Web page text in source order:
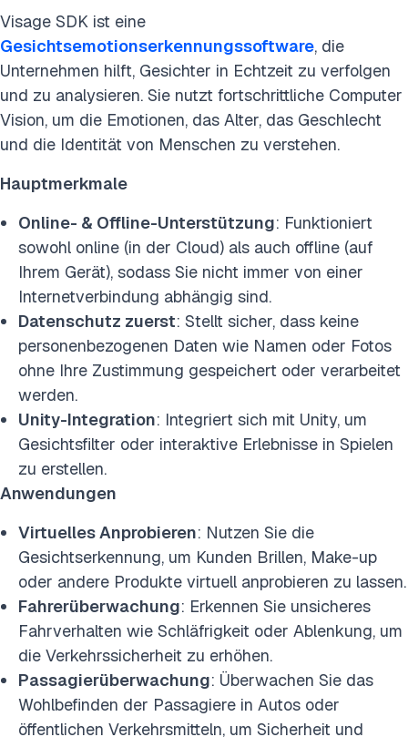
Visage SDK ist eine
Gesichtsemotionserkennungssoftware, die
Unternehmen hilft, Gesichter in Echtzeit zu verfolgen
und zu analysieren. Sie nutzt fortschrittliche Computer
Vision, um die Emotionen, das Alter, das Geschlecht
und die Identität von Menschen zu verstehen.
Hauptmerkmale
Online- & Offline-Unterstützung: Funktioniert
sowohl online (in der Cloud) als auch offline (auf
Ihrem Gerät), sodass Sie nicht immer von einer
Internetverbindung abhängig sind.
Datenschutz zuerst: Stellt sicher, dass keine
personenbezogenen Daten wie Namen oder Fotos
ohne Ihre Zustimmung gespeichert oder verarbeitet
werden.
Unity-Integration: Integriert sich mit Unity, um
Gesichtsfilter oder interaktive Erlebnisse in Spielen
zu erstellen.
Anwendungen
Virtuelles Anprobieren: Nutzen Sie die
Gesichtserkennung, um Kunden Brillen, Make-up
oder andere Produkte virtuell anprobieren zu lassen.
Fahrerüberwachung: Erkennen Sie unsicheres
Fahrverhalten wie Schläfrigkeit oder Ablenkung, um
die Verkehrssicherheit zu erhöhen.
Passagierüberwachung: Überwachen Sie das
Wohlbefinden der Passagiere in Autos oder
öffentlichen Verkehrsmitteln, um Sicherheit und